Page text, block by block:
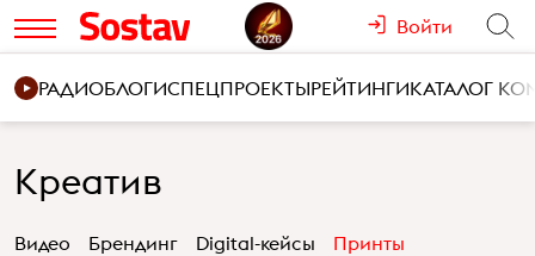
Войти
РАДИОБЛОГИСПЕЦПРОЕКТЫРЕЙТИНГИКАТАЛОГ
Креатив
Видео Брендинг Digital-кейсы
Принты